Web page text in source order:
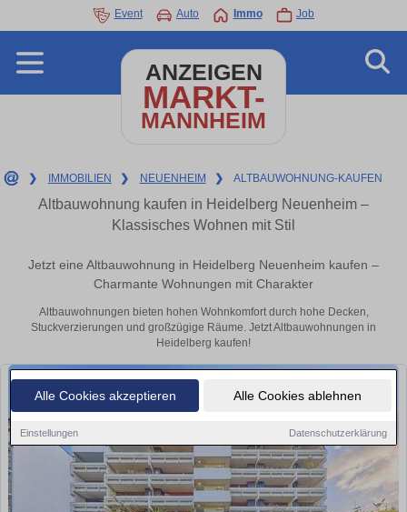
Alle Cookies akzeptieren Alle Cookies ablehnen
Einstellungen Datenschutzerklärung
Event Auto Immo Job
ANZEIGEN
MARKT-
MANNHEIM
❯ IMMOBILIEN ❯ NEUENHEIM ❯ ALTBAUWOHNUNG-KAUFEN
Altbauwohnung kaufen in Heidelberg Neuenheim –
Klassisches Wohnen mit Stil
Jetzt eine Altbauwohnung in Heidelberg Neuenheim kaufen –
Charmante Wohnungen mit Charakter
Altbauwohnungen bieten hohen Wohnkomfort durch hohe Decken,
Stuckverzierungen und großzügige Räume. Jetzt Altbauwohnungen in
Heidelberg kaufen!